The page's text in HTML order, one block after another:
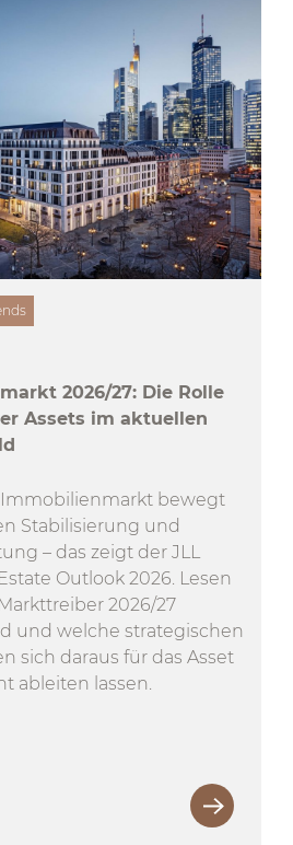
2026/27: Die Rolle
Assets im aktuellen
Immobilienmarkt bewegt
Stabilisierung und
– das zeigt der JLL
Outlook 2026. Lesen
2026/27
und welche strategischen
sich daraus für das Asset
ableiten lassen.